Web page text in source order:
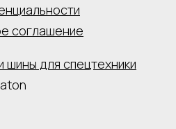
соглашение